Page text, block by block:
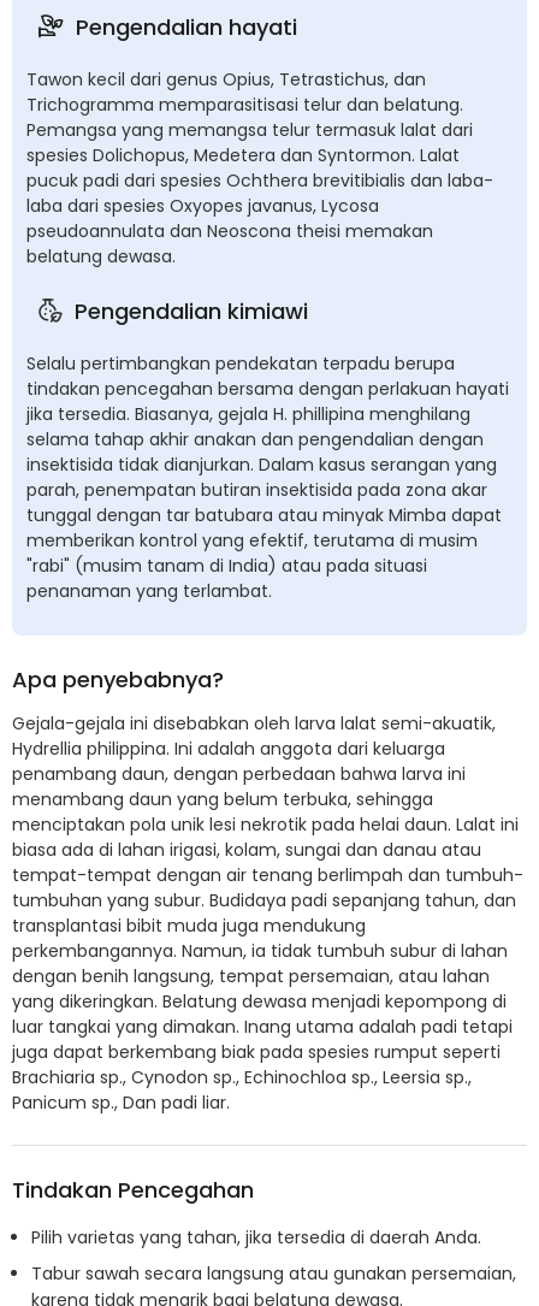
Pengendalian hayati
Tawon kecil dari genus Opius, Tetrastichus, dan
Trichogramma memparasitisasi telur dan belatung.
Pemangsa yang memangsa telur termasuk lalat dari
spesies Dolichopus, Medetera dan Syntormon. Lalat
pucuk padi dari spesies Ochthera brevitibialis dan laba-
laba dari spesies Oxyopes javanus, Lycosa
pseudoannulata dan Neoscona theisi memakan
belatung dewasa.
Pengendalian kimiawi
Selalu pertimbangkan pendekatan terpadu berupa
tindakan pencegahan bersama dengan perlakuan hayati
jika tersedia. Biasanya, gejala H. phillipina menghilang
selama tahap akhir anakan dan pengendalian dengan
insektisida tidak dianjurkan. Dalam kasus serangan yang
parah, penempatan butiran insektisida pada zona akar
tunggal dengan tar batubara atau minyak Mimba dapat
memberikan kontrol yang efektif, terutama di musim
"rabi" (musim tanam di India) atau pada situasi
penanaman yang terlambat.
Apa penyebabnya?
Gejala-gejala ini disebabkan oleh larva lalat semi-akuatik,
Hydrellia philippina. Ini adalah anggota dari keluarga
penambang daun, dengan perbedaan bahwa larva ini
menambang daun yang belum terbuka, sehingga
menciptakan pola unik lesi nekrotik pada helai daun. Lalat ini
biasa ada di lahan irigasi, kolam, sungai dan danau atau
tempat-tempat dengan air tenang berlimpah dan tumbuh-
tumbuhan yang subur. Budidaya padi sepanjang tahun, dan
transplantasi bibit muda juga mendukung
perkembangannya. Namun, ia tidak tumbuh subur di lahan
dengan benih langsung, tempat persemaian, atau lahan
yang dikeringkan. Belatung dewasa menjadi kepompong di
luar tangkai yang dimakan. Inang utama adalah padi tetapi
juga dapat berkembang biak pada spesies rumput seperti
Brachiaria sp., Cynodon sp., Echinochloa sp., Leersia sp.,
Panicum sp., Dan padi liar.
Tindakan Pencegahan
Pilih varietas yang tahan, jika tersedia di daerah Anda.
Tabur sawah secara langsung atau gunakan persemaian,
karena tidak menarik bagi belatung dewasa.